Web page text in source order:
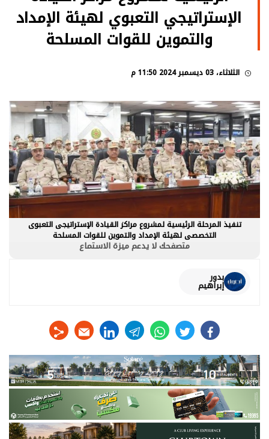
الإستراتيجي التعبوي لهيئة الإمداد
والتموين للقوات المسلحة
الثلاثاء، 03 ديسمبر 2024 11:50 م
تنفيذ المرحلة الرئيسية لمشروع مراكز القيادة الإستراتيجى التعبوى
التخصصى لهيئة الإمداد والتموين للقوات المسلحة
متصفحك لا يدعم ميزة الاستماع
بدور
إبراهيم
facebook
twitter
whats
telegram
linkedin